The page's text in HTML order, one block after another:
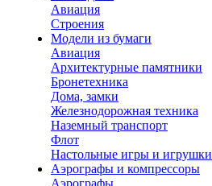
Авиация
Строения
Модели из бумаги
Авиация
Архитектурные памятники
Бронетехника
Дома, замки
Железнодорожная техника
Наземный транспорт
Флот
Настольные игры и игрушки
Аэрографы и компрессоры
Аэрографы